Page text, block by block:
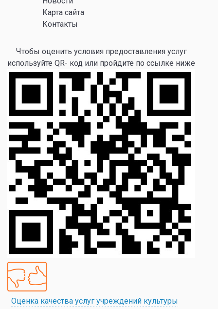
Карта сайта
Контакты
Чтобы оценить условия предоставления услуг
используйте QR- код или пройдите по ссылке ниже
Оценка качества услуг учреждений культуры